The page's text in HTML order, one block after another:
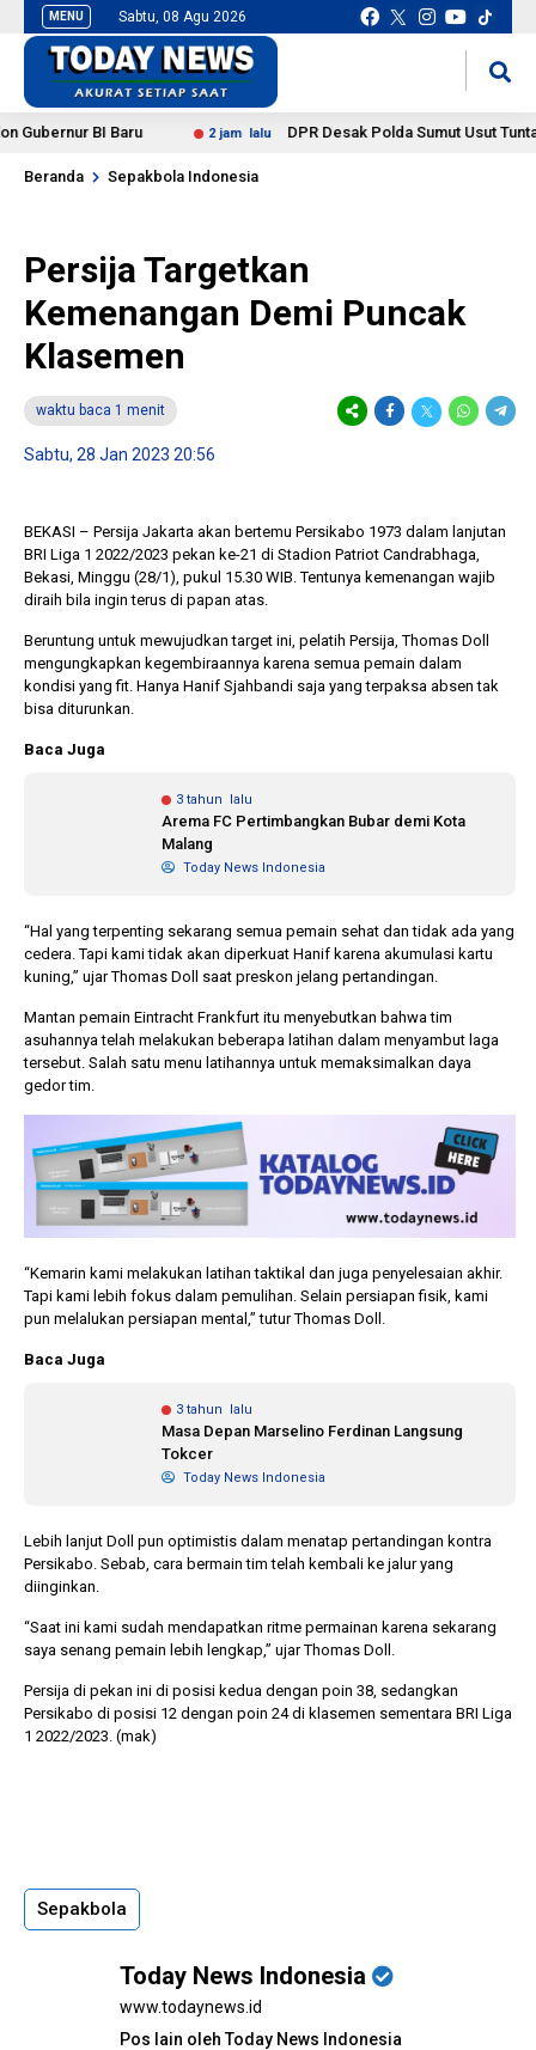
MENU Sabtu, 08 Agu 2026
BI Baru 2 jam lalu DPR Desak Polda Sumut Usut Tuntas
Beranda Sepakbola Indonesia
Persija Targetkan
Kemenangan Demi Puncak
Klasemen
waktu baca 1 menit
Sabtu, 28 Jan 2023 20:56
BEKASI – Persija Jakarta akan bertemu Persikabo 1973 dalam lanjutan
BRI Liga 1 2022/2023 pekan ke-21 di Stadion Patriot Candrabhaga,
Bekasi, Minggu (28/1), pukul 15.30 WIB. Tentunya kemenangan wajib
diraih bila ingin terus di papan atas.
Beruntung untuk mewujudkan target ini, pelatih Persija, Thomas Doll
mengungkapkan kegembiraannya karena semua pemain dalam
kondisi yang fit. Hanya Hanif Sjahbandi saja yang terpaksa absen tak
bisa diturunkan.
Baca Juga
3 tahun lalu
Arema FC Pertimbangkan Bubar demi Kota
Malang
Today News Indonesia
“Hal yang terpenting sekarang semua pemain sehat dan tidak ada yang
cedera. Tapi kami tidak akan diperkuat Hanif karena akumulasi kartu
kuning,” ujar Thomas Doll saat preskon jelang pertandingan.
Mantan pemain Eintracht Frankfurt itu menyebutkan bahwa tim
asuhannya telah melakukan beberapa latihan dalam menyambut laga
tersebut. Salah satu menu latihannya untuk memaksimalkan daya
gedor tim.
“Kemarin kami melakukan latihan taktikal dan juga penyelesaian akhir.
Tapi kami lebih fokus dalam pemulihan. Selain persiapan fisik, kami
pun melalukan persiapan mental,” tutur Thomas Doll.
Baca Juga
3 tahun lalu
Masa Depan Marselino Ferdinan Langsung
Tokcer
Today News Indonesia
Lebih lanjut Doll pun optimistis dalam menatap pertandingan kontra
Persikabo. Sebab, cara bermain tim telah kembali ke jalur yang
diinginkan.
“Saat ini kami sudah mendapatkan ritme permainan karena sekarang
saya senang pemain lebih lengkap,” ujar Thomas Doll.
Persija di pekan ini di posisi kedua dengan poin 38, sedangkan
Persikabo di posisi 12 dengan poin 24 di klasemen sementara BRI Liga
1 2022/2023. (mak)
Sepakbola
Today News Indonesia
www.todaynews.id
Pos lain oleh Today News Indonesia
1 tahun lalu
Banyak Gugatan di
Pilkada 2024, Legislator
Ragukan SDM Bawaslu
KPU
Keputusan
Capres-